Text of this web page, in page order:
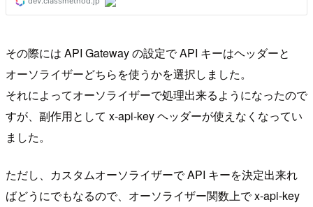
その際には API Gateway の設定で API キーはヘッダーと
オーソライザーどちらを使うかを選択しました。
それによってオーソライザーで処理出来るようになったので
すが、副作用として x-api-key ヘッダーが使えなくなってい
ました。
ただし、カスタムオーソライザーで API キーを決定出来れ
ばどうにでもなるので、オーソライザー関数上で x-api-key